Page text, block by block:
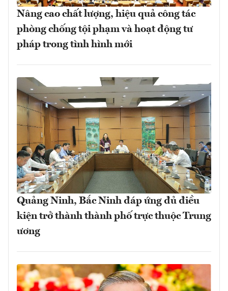
Nâng cao chất lượng, hiệu quả công tác
phòng chống tội phạm và hoạt động tư
pháp trong tình hình mới
Quảng Ninh, Bắc Ninh đáp ứng đủ điều
kiện trở thành thành phố trực thuộc Trung
ương